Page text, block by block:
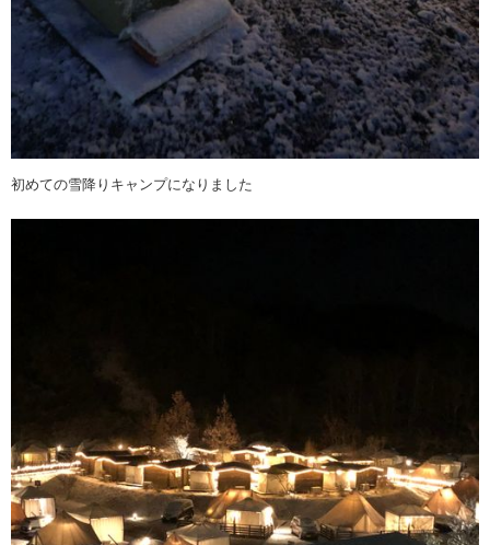
初めての雪降りキャンプになりました